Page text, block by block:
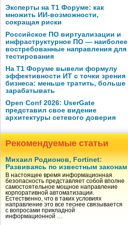
Эксперты на Т1 Форуме: как
множить ИИ-возможности,
сокращая риски
Российское ПО виртуализации и
инфраструктурное ПО — наиболее
востребованные направления для
тестирования
На Т1 Форуме вывели формулу
эффективности ИТ с точки зрения
бизнеса: меньше тратить, больше
зарабатывать
Open Conf 2026: UserGate
представил свое видение
архитектуры сетевого доверия
Рекомендуемые статьи
Михаил Родионов, Fortinet:
Развиваясь по известным законам
В настоящее время информационная
безопасность представляет собой вполне
самостоятельное мощное направление
корпоративной автоматизации.
Естественно, что в таких условиях
направление это все теснее связывается
с вопросами прикладной
информационной …